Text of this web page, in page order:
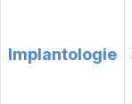
Implantologie